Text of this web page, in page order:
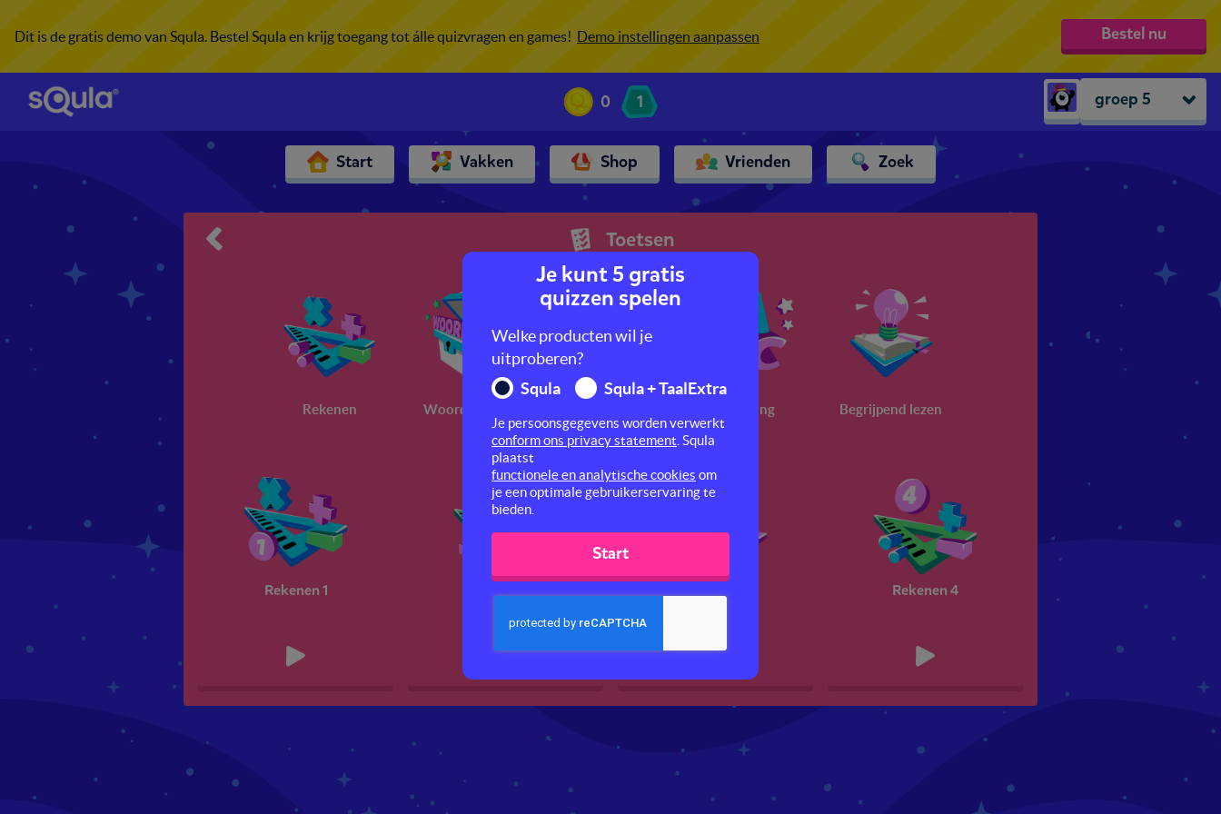
Dit is de gratis demo van Squla. Bestel Squla en krijg toegang tot álle quizvragen en games! Demo instellingen aanpassen Bestel nu
0 1 groep 5
groep 1
groep 4
groep 5
Start Vakken Shop Vrienden Zoek
Toetsen
Rekenen Woordenschat Spelling Begrijpend lezen
Rekenen 1 Rekenen 2 Rekenen 3 Rekenen 4
Je kunt 5 gratis
quizzen spelen
Welke producten wil je
uitproberen?
Squla
Squla + TaalExtra
Je persoonsgegevens worden verwerkt
conform ons privacy statement . Squla
plaatst
functionele en analytische cookies om
je een optimale gebruikerservaring te
bieden.
Start